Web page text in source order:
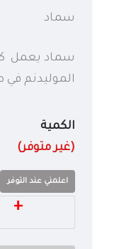
سماد
سماد يعمل
الموليدنم
الكمية
(غير متوفر)
اعلمني عند التوفر
+